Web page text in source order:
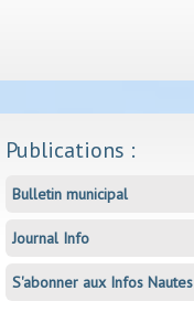
Publications :
Bulletin municipal
Journal Info
S'abonner aux Infos Nautes